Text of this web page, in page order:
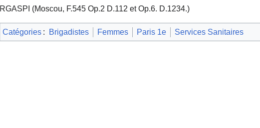
RGASPI (Moscou, F.545 Op.2 D.112 et Op.6. D.1234.)
Catégories : Brigadistes Femmes Paris 1e Services Sanitaires